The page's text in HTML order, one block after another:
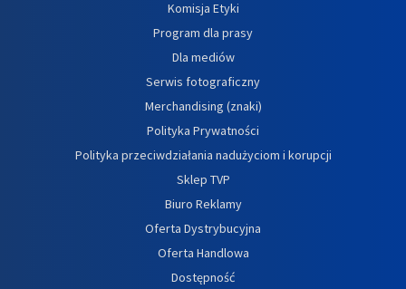
Komisja Etyki
Program dla prasy
Dla mediów
Serwis fotograficzny
Merchandising (znaki)
Polityka Prywatności
Polityka przeciwdziałania nadużyciom i korupcji
Sklep TVP
Biuro Reklamy
Oferta Dystrybucyjna
Oferta Handlowa
Dostępność